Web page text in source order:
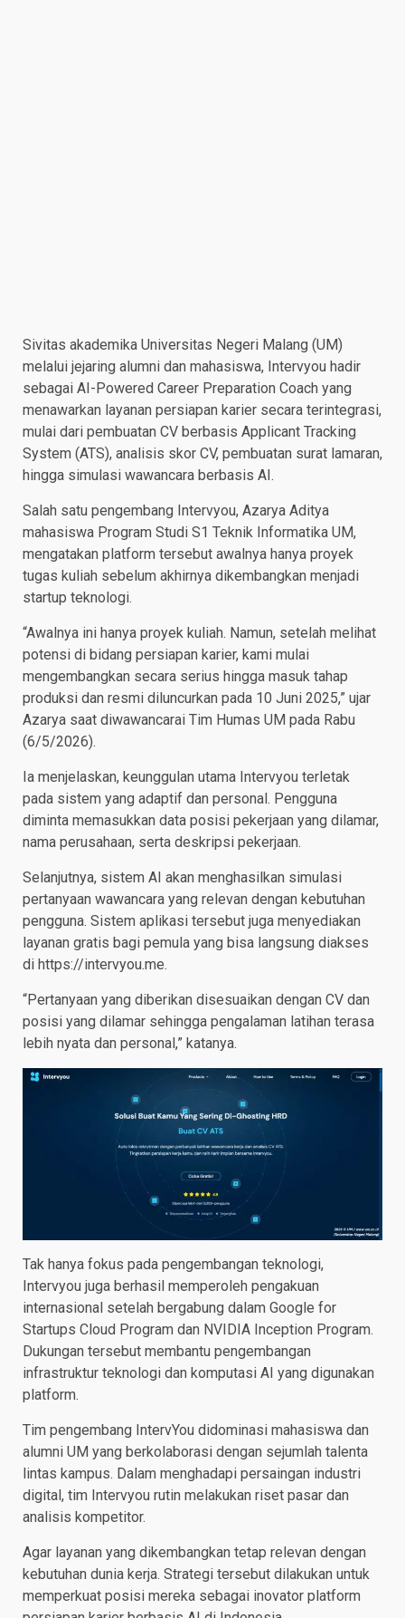
Sivitas akademika Universitas Negeri Malang (UM)
melalui jejaring alumni dan mahasiswa, Intervyou hadir
sebagai AI-Powered Career Preparation Coach yang
menawarkan layanan persiapan karier secara terintegrasi,
mulai dari pembuatan CV berbasis Applicant Tracking
System (ATS), analisis skor CV, pembuatan surat lamaran,
hingga simulasi wawancara berbasis AI.
Salah satu pengembang Intervyou, Azarya Aditya
mahasiswa Program Studi S1 Teknik Informatika UM,
mengatakan platform tersebut awalnya hanya proyek
tugas kuliah sebelum akhirnya dikembangkan menjadi
startup teknologi.
“Awalnya ini hanya proyek kuliah. Namun, setelah melihat
potensi di bidang persiapan karier, kami mulai
mengembangkan secara serius hingga masuk tahap
produksi dan resmi diluncurkan pada 10 Juni 2025,” ujar
Azarya saat diwawancarai Tim Humas UM pada Rabu
(6/5/2026).
Ia menjelaskan, keunggulan utama Intervyou terletak
pada sistem yang adaptif dan personal. Pengguna
diminta memasukkan data posisi pekerjaan yang dilamar,
nama perusahaan, serta deskripsi pekerjaan.
Selanjutnya, sistem AI akan menghasilkan simulasi
pertanyaan wawancara yang relevan dengan kebutuhan
pengguna. Sistem aplikasi tersebut juga menyediakan
layanan gratis bagi pemula yang bisa langsung diakses
di https://intervyou.me.
“Pertanyaan yang diberikan disesuaikan dengan CV dan
posisi yang dilamar sehingga pengalaman latihan terasa
lebih nyata dan personal,” katanya.
Tak hanya fokus pada pengembangan teknologi,
Intervyou juga berhasil memperoleh pengakuan
internasional setelah bergabung dalam Google for
Startups Cloud Program dan NVIDIA Inception Program.
Dukungan tersebut membantu pengembangan
infrastruktur teknologi dan komputasi AI yang digunakan
platform.
Tim pengembang IntervYou didominasi mahasiswa dan
alumni UM yang berkolaborasi dengan sejumlah talenta
lintas kampus. Dalam menghadapi persaingan industri
digital, tim Intervyou rutin melakukan riset pasar dan
analisis kompetitor.
Agar layanan yang dikembangkan tetap relevan dengan
kebutuhan dunia kerja. Strategi tersebut dilakukan untuk
memperkuat posisi mereka sebagai inovator platform